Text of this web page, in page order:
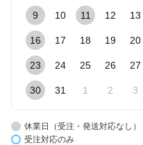
9 10 11 12 13
16 17 18 19 20
23 24 25 26 27
30 31 1 2 3
休業日（受注・発送対応なし）
受注対応のみ